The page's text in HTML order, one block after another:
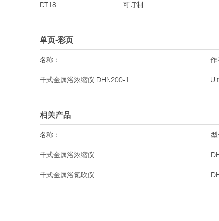
DT18 可订制
单页-彩页
名称： 作
干式金属浴浓缩仪 DHN200-1
相关产品
名称： 型
干式金属浴浓缩仪
干式金属浴氮吹仪